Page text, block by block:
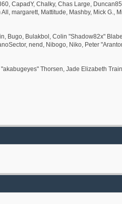
CapadY, Chalky, Chas Large,
margarett, Mattitude, Mashby, Mick G.,
Bugo, Bulakbol, Colin "Shadow82x"
nend, Nibogo, Niko, Peter
Thorsen, Jade Elizabeth